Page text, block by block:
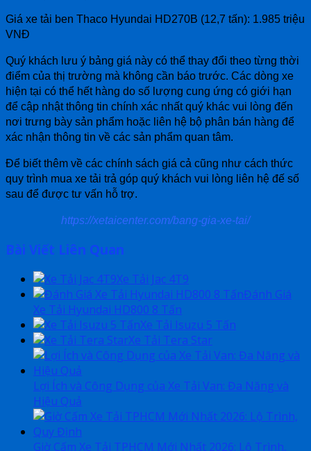
Giá xe tải ben Thaco Hyundai HD270B (12,7 tấn): 1.985 triệu
VNĐ
Quý khách lưu ý bảng giá này có thể thay đổi theo từng thời
điểm của thị trường mà không cần báo trước. Các dòng xe
hiện tại có thể hết hàng do số lượng cung ứng có giới hạn
để cập nhật thông tin chính xác nhất quý khác vui lòng đến
nơi trưng bày sản phẩm hoặc liên hệ bộ phân bán hàng để
xác nhận thông tin về các sản phẩm quan tâm.
Để biết thêm về các chính sách giá cả cũng như cách thức
quy trình mua xe tải trả góp quý khách vui lòng liên hệ đế số
sau để được tư vấn hỗ trợ.
https://xetaicenter.com/bang-gia-xe-tai/
Bài Viết Liên Quan
Xe Tải Jac 4T9
Đánh Giá
Xe Tải Hyundai HD800 8 Tấn
Xe Tải Isuzu 5 Tấn
Xe Tải Tera Star
Lợi Ích và Công Dụng của Xe Tải Van: Đa Năng và
Hiệu Quả
Giờ Cấm Xe Tải TPHCM Mới Nhất 2026: Lộ Trình,